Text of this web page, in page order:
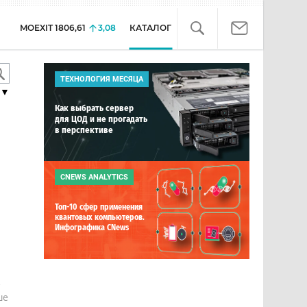
MOEXIT 1806,61 3,08 КАТАЛОГ
ТЕХНОЛОГИЯ МЕСЯЦА
Как выбрать сервер
для ЦОД и не прогадать
в перспективе
CNEWS ANALYTICS
Топ-10 сфер применения
квантовых компьютеров.
Инфографика CNews